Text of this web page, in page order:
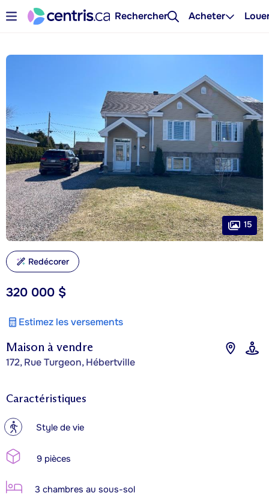
Rechercher Acheter
Maison à vendre
172, Rue Turgeon, Hébertville
320 000 $
Estimez les versements
15
Redécorer
Caractéristiques
? Style de vie
9 pièces
3 chambres au sous-sol